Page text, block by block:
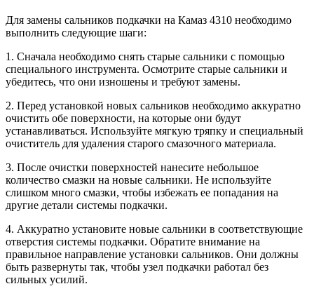
Для замены сальников подкачки на Камаз 4310 необходимо
выполнить следующие шаги:
1. Сначала необходимо снять старые сальники с помощью
специального инструмента. Осмотрите старые сальники и
убедитесь, что они изношены и требуют замены.
2. Перед установкой новых сальников необходимо аккуратно
очистить обе поверхности, на которые они будут
устанавливаться. Используйте мягкую тряпку и специальный
очиститель для удаления старого смазочного материала.
3. После очистки поверхностей нанесите небольшое
количество смазки на новые сальники. Не используйте
слишком много смазки, чтобы избежать ее попадания на
другие детали системы подкачки.
4. Аккуратно установите новые сальники в соответствующие
отверстия системы подкачки. Обратите внимание на
правильное направление установки сальников. Они должны
быть развернуты так, чтобы узел подкачки работал без
сильных усилий.